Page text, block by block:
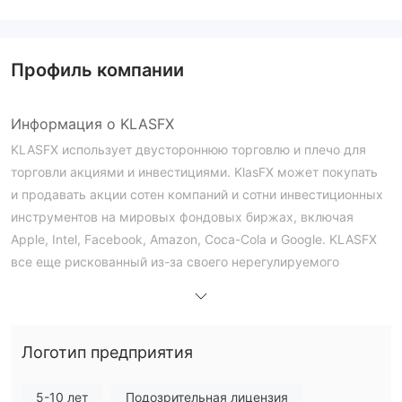
Профиль компании
Информация о KLASFX
KLASFX использует двустороннюю торговлю и плечо для
торговли акциями и инвестициями. KlasFX может покупать
и продавать акции сотен компаний и сотни инвестиционных
инструментов на мировых фондовых биржах, включая
Apple, Intel, Facebook, Amazon, Coca-Cola и Google. KLASFX
все еще рискованный из-за своего нерегулируемого
KLASFXне регулируется, что делает его менее
Логотип предприятия
5-10 лет Подозрительная лицензия